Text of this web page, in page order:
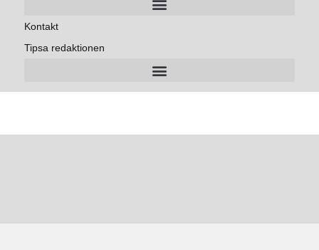
Kontakt
Tipsa redaktionen